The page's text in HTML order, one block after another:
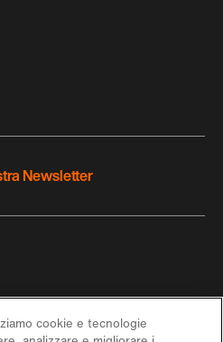
Newsletter
cookie e tecnologie